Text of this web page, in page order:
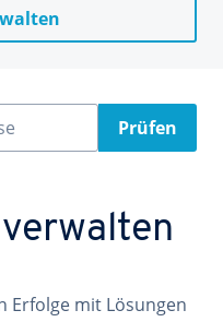
Prüfen
Erfolge mit Lösungen